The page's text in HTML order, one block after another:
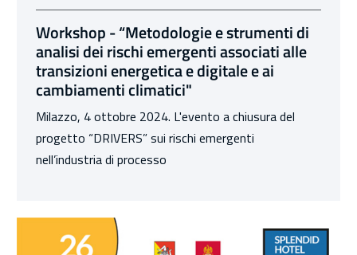
Workshop - “Metodologie e strumenti di
analisi dei rischi emergenti associati alle
transizioni energetica e digitale e ai
cambiamenti climatici"
Milazzo, 4 ottobre 2024. L'evento a chiusura del
progetto “DRIVERS” sui rischi emergenti
nell’industria di processo